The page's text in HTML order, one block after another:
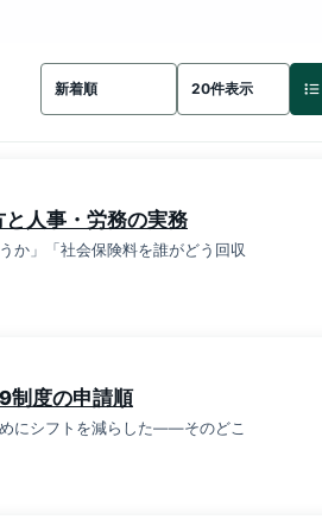
人事・労務の実務
か」「社会保険料を誰がどう回収
制度の申請順
にシフトを減らした——そのどこ